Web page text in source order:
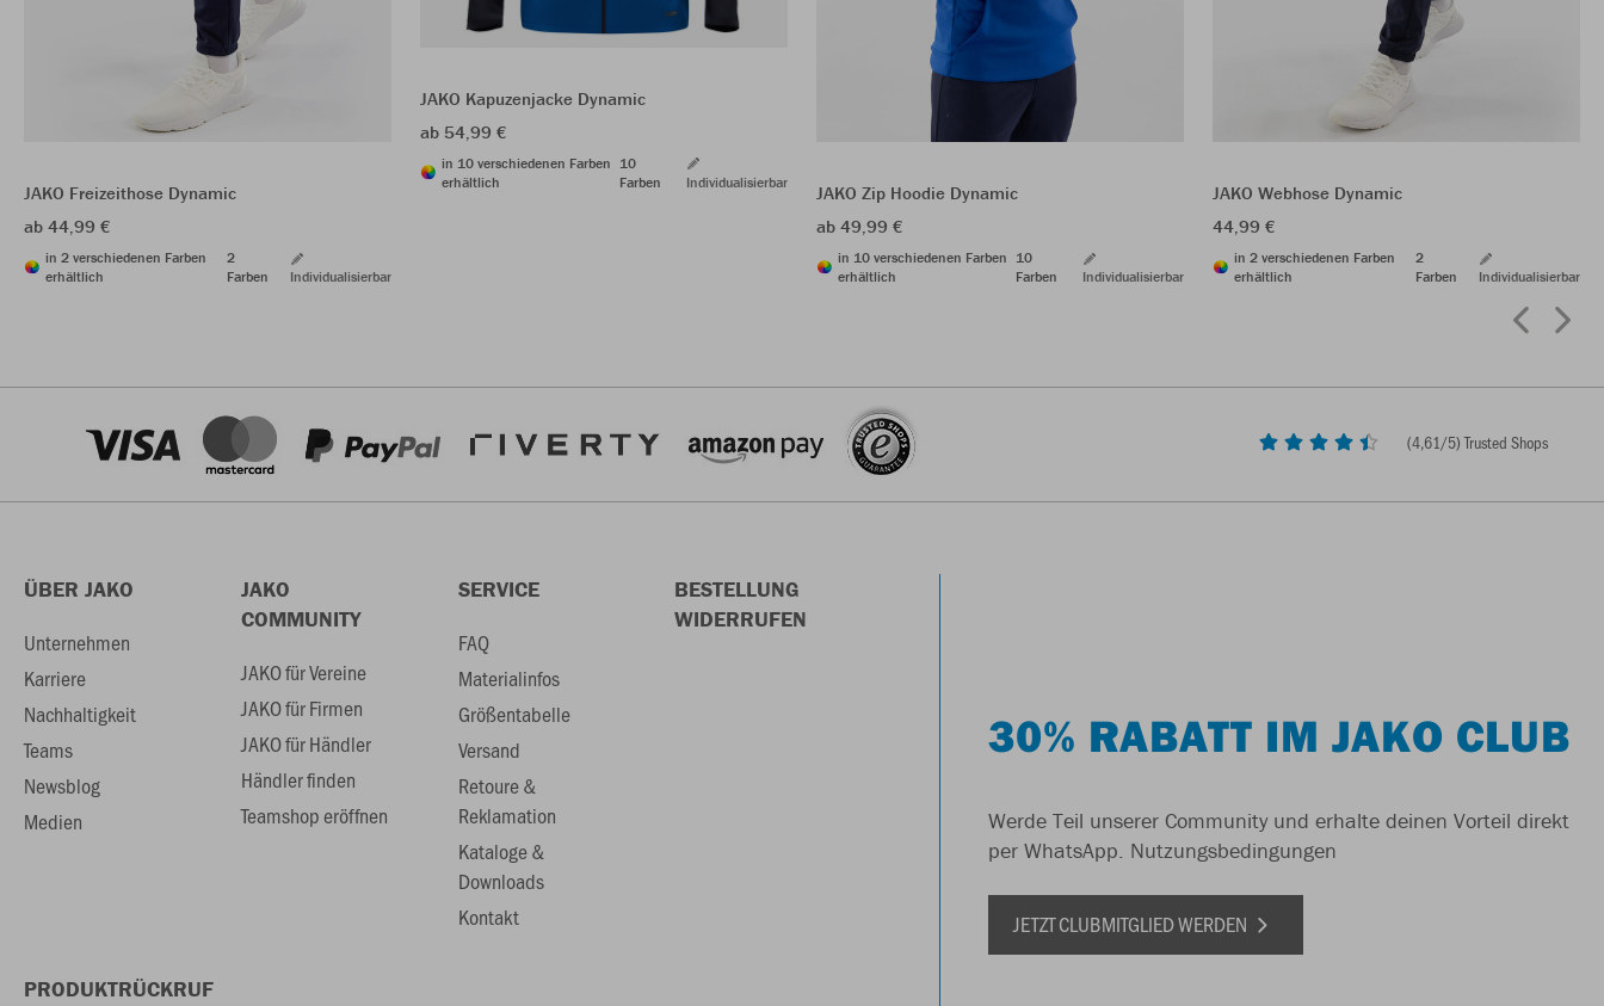
JAKO Freizeithose Dynamic
ab 44,99 €
in 2 verschiedenen Farben
erhältlich
2
Farben
Individualisierbar
JAKO Kapuzenjacke Dynamic
ab 54,99 €
in 10 verschiedenen Farben
erhältlich
10
Farben
Individualisierbar
JAKO Zip Hoodie Dynamic
ab 49,99 €
in 10 verschiedenen Farben
erhältlich
10
Farben
Individualisierbar
JAKO Webhose Dynamic
44,99 €
in 2 verschiedenen Farben
erhältlich
2
Farben
Individualisierbar
(4,61/5) Trusted Shops
ÜBER JAKO
Unternehmen
Karriere
Nachhaltigkeit
Teams
Newsblog
Medien
JAKO
COMMUNITY
JAKO für Vereine
JAKO für Firmen
JAKO für Händler
Händler finden
Teamshop eröffnen
SERVICE
FAQ
Materialinfos
Größentabelle
Versand
Retoure &
Reklamation
Kataloge &
Downloads
Kontakt
BESTELLUNG
WIDERRUFEN
PRODUKTRÜCKRUF
30% RABATT IM JAKO CLUB
Werde Teil unserer Community und erhalte deinen Vorteil direkt
per WhatsApp. Nutzungsbedingungen
JETZT CLUBMITGLIED WERDEN